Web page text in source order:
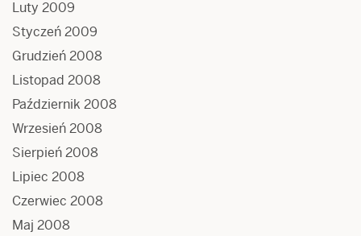
Luty 2009
Styczeń 2009
Grudzień 2008
Listopad 2008
Październik 2008
Wrzesień 2008
Sierpień 2008
Lipiec 2008
Czerwiec 2008
Maj 2008